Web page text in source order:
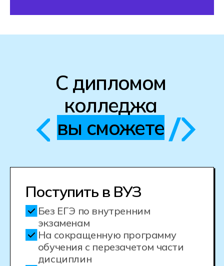
профессионалы в области аддитивных
Практическое обучение с самого
начала.На учебной платформе и в
лабораториях вы начнете работать
с реальными проектами с первых
шагов. В рамках курса вы создадите
с десятки готовых к печати моделей,
научитесь работать